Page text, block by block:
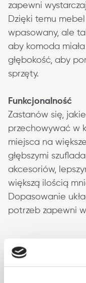
zapewni
Dzięki temu
wpasowany, ale
aby komoda
głębokość, aby
sprzęty.
Funkcjonalność
Zastanów się,
przechowywać w
miejsca na
głębszymi
akcesoriów,
większą ilością
Dopasowanie
potrzeb zapewni
Dlaczego Warto
Telewizor w